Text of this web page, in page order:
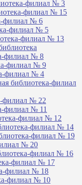
филиал № 3
филиал № 15
филиал № 6
филиал № 5
филиал № 13
филиал № 8
филиал № 9
филиал № 4
библиотека-филиал
филиал № 22
филиал № 11
филиал № 12
филиал № 14
филиал № 19
№ 20
филиал № 16
филиал № 17
филиал № 18
филиал № 10